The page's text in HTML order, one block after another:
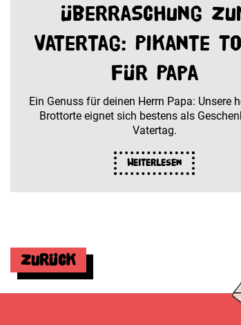
Überraschung
Vatertag: Pikante
für Papa
Ein Genuss für deinen Herrn Papa: Unsere
Brottorte eignet sich bestens als
Vatertag.
Weiterlesen
Zurück